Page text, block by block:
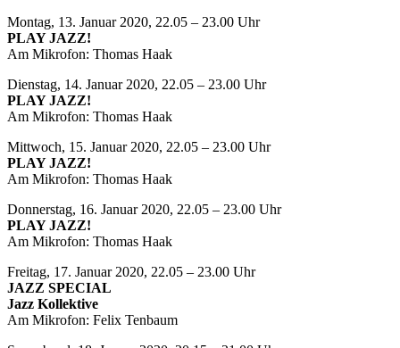
Montag, 13. Januar 2020, 22.05 – 23.00 Uhr
PLAY JAZZ!
Am Mikrofon: Thomas Haak
Dienstag, 14. Januar 2020, 22.05 – 23.00 Uhr
PLAY JAZZ!
Am Mikrofon: Thomas Haak
Mittwoch, 15. Januar 2020, 22.05 – 23.00 Uhr
PLAY JAZZ!
Am Mikrofon: Thomas Haak
Donnerstag, 16. Januar 2020, 22.05 – 23.00 Uhr
PLAY JAZZ!
Am Mikrofon: Thomas Haak
Freitag, 17. Januar 2020, 22.05 – 23.00 Uhr
JAZZ SPECIAL
Jazz Kollektive
Am Mikrofon: Felix Tenbaum